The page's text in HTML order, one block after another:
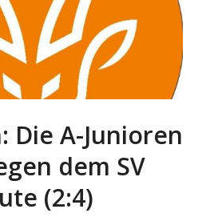
Die A-Junioren
dem SV
(2:4)